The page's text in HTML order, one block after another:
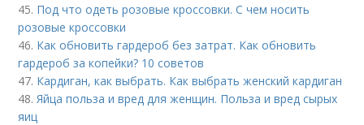
45. Под что одеть розовые кроссовки. С чем носить
розовые кроссовки
46. Как обновить гардероб без затрат. Как обновить
гардероб за копейки? 10 советов
47. Кардиган, как выбрать. Как выбрать женский кардиган
48.Яйца польза и вред для женщин. Польза и вред сырых
яиц